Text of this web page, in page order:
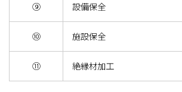
⑨ 設備保全
⑩ 施設保全
⑪ 絶縁材加工